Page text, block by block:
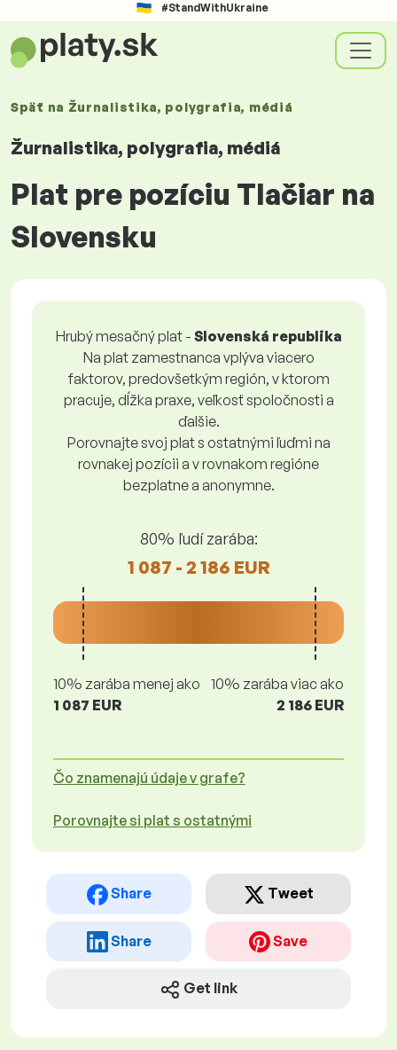
#StandWithUkraine
Späť na Žurnalistika, polygrafia, médiá
Žurnalistika, polygrafia, médiá
Plat pre pozíciu Tlačiar na
Slovensku
Hrubý mesačný plat - Slovenská republika
Na plat zamestnanca vplýva viacero
faktorov, predovšetkým región, v ktorom
pracuje, dĺžka praxe, veľkosť spoločnosti a
ďalšie.
Porovnajte svoj plat s ostatnými ľuďmi na
rovnakej pozícii a v rovnakom regióne
bezplatne a anonymne.
80% ľudí zarába:
1 087 - 2 186 EUR
10% zarába menej ako
1 087 EUR
10% zarába viac ako
2 186 EUR
Čo znamenajú údaje v grafe?
Porovnajte si plat s ostatnými
Share Tweet
Share Save
Get link